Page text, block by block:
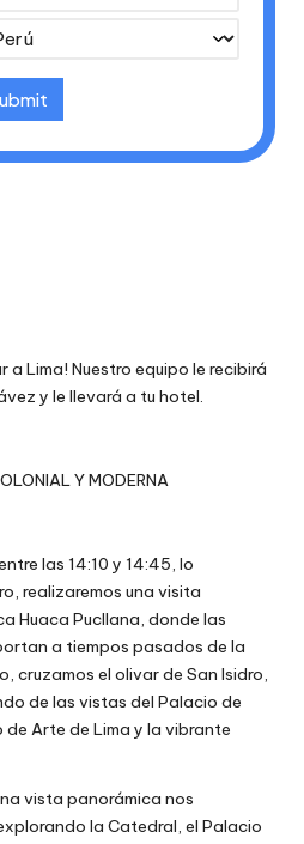
a Lima! Nuestro equipo le recibirá
y le llevará a tu hotel.
Y MODERNA
las 14:10 y 14:45, lo
realizaremos una visita
Huaca Pucllana, donde las
a tiempos pasados de la
cruzamos el olivar de San Isidro,
de las vistas del Palacio de
de Arte de Lima y la vibrante
vista panorámica nos
la Catedral, el Palacio